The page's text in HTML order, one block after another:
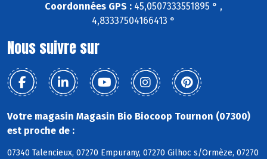
Coordonnées GPS : 45,0507333551895 ° ,
4,83337504166413 °
Nous suivre sur
Votre magasin Magasin Bio Biocoop Tournon (07300)
est proche de :
07340 Talencieux, 07270 Empurany, 07270 Gilhoc s/Ormèze, 07270